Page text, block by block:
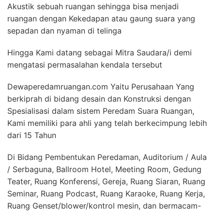
Akustik sebuah ruangan sehingga bisa menjadi
ruangan dengan Kekedapan atau gaung suara yang
sepadan dan nyaman di telinga
Hingga Kami datang sebagai Mitra Saudara/i demi
mengatasi permasalahan kendala tersebut
Dewaperedamruangan.com Yaitu Perusahaan Yang
berkiprah di bidang desain dan Konstruksi dengan
Spesialisasi dalam sistem Peredam Suara Ruangan,
Kami memiliki para ahli yang telah berkecimpung lebih
dari 15 Tahun
Di Bidang Pembentukan Peredaman, Auditorium / Aula
/ Serbaguna, Ballroom Hotel, Meeting Room, Gedung
Teater, Ruang Konferensi, Gereja, Ruang Siaran, Ruang
Seminar, Ruang Podcast, Ruang Karaoke, Ruang Kerja,
Ruang Genset/blower/kontrol mesin, dan bermacam-